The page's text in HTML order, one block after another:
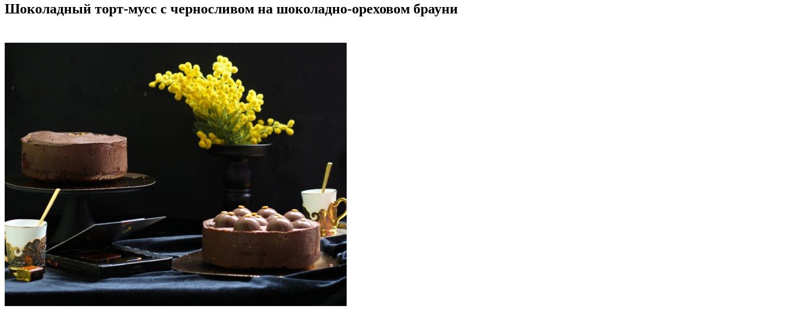
Шоколадный торт-мусс с черносливом на шоколадно-ореховом брауни